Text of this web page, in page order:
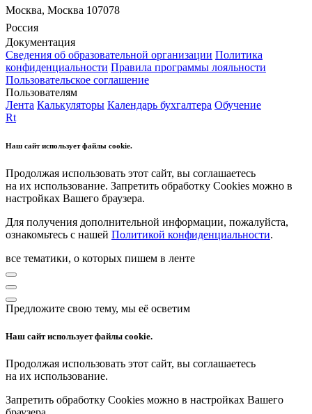
Москва, Москва 107078
Россия
Документация
Сведения об образовательной организации Политика
конфиденциальности Правила программы лояльности
Пользовательское соглашение
Пользователям
Лента Калькуляторы Календарь бухгалтера Обучение
Rt
Наш сайт использует файлы cookie.
Продолжая использовать этот сайт, вы соглашаетесь
на их использование. Запретить обработку Cookies можно в
настройках Вашего браузера.
Для получения дополнительной информации, пожалуйста,
ознакомьтесь с нашей Политикой конфиденциальности.
все тематики, о которых пишем в ленте
Предложите свою тему, мы её осветим
Наш сайт использует файлы cookie.
Продолжая использовать этот сайт, вы соглашаетесь
на их использование.
Запретить обработку Cookies можно в настройках Вашего